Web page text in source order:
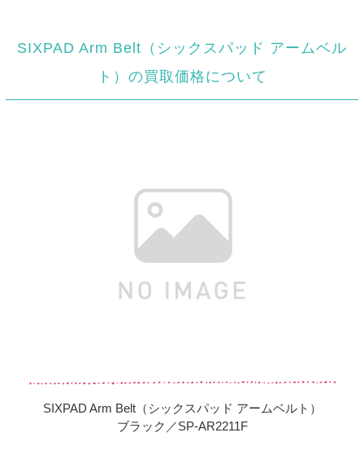
SIXPAD Arm Belt（シックスパッド アームベル
ト）の買取価格について
SIXPAD Arm Belt（シックスパッド アームベルト）
ブラック／SP-AR2211F